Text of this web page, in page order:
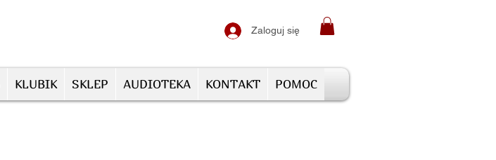
Zaloguj się
KLUBIK SKLEP AUDIOTEKA KONTAKT POMOC